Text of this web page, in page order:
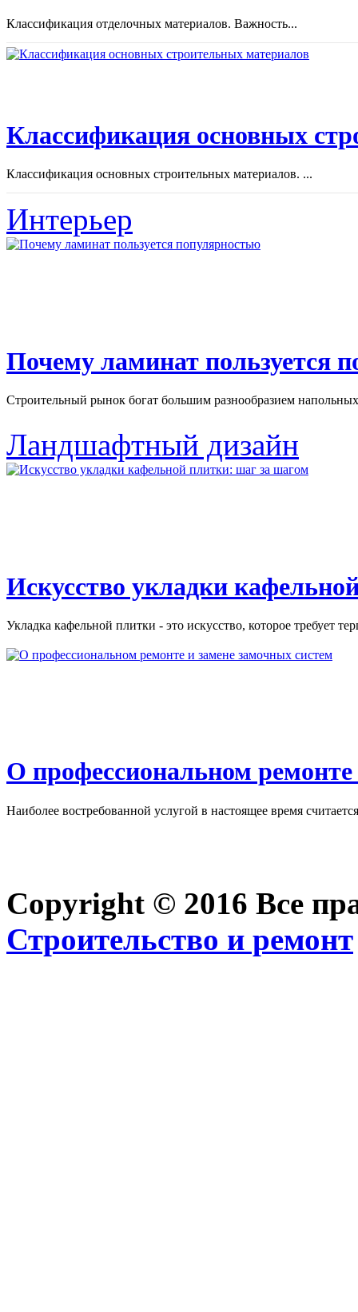
Классификация отделочных материалов. Важность...
Классификация основных
Классификация основных строительных материалов. ...
Интерьер
Почему ламинат пользуется
Строительный рынок богат большим разнообразием
Ландшафтный дизайн
Искусство укладки
Укладка кафельной плитки - это искусство, которое требует
О профессиональном
Наиболее востребованной услугой в настоящее время
Copyright © 2016 Все
Строительство и ремонт